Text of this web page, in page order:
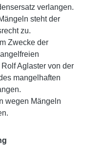
verlangen.
steht der
zu.
Zwecke der
Aglaster von der
mangelhaften
wegen Mängeln